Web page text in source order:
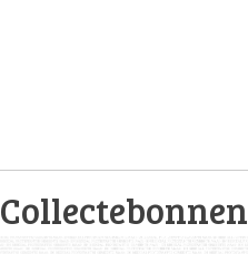
Collectebonnen